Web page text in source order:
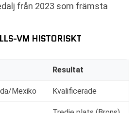
från 2023 som främsta
VM HISTORISKT
Resultat
Mexiko Kvalificerade